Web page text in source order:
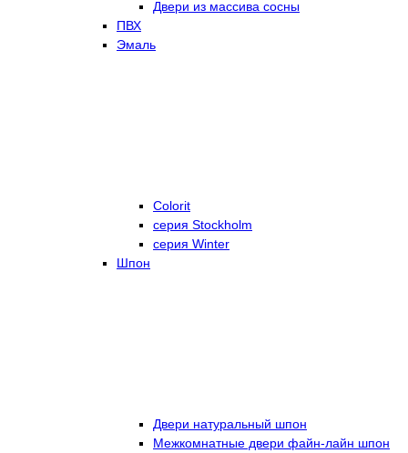
Двери из массива сосны
ПВХ
Эмаль
Colorit
серия Stockholm
серия Winter
Шпон
Двери натуральный шпон
Межкомнатные двери файн-лайн шпон